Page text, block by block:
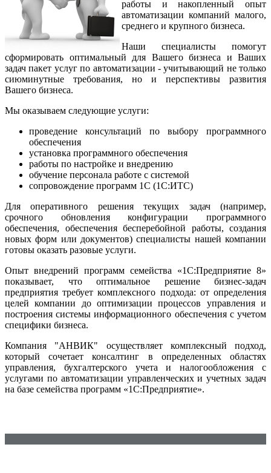
работы и накопленный опыт
автоматизации компаний малого,
среднего и крупного бизнеса.
Наши специалисты помогут
сформировать оптимальный для Вашего бизнеса и Ваших
задач пакет услуг по автоматизации - учитывающий не только
сиюминутные требования, но и перспективы развития
Вашего бизнеса.
Мы оказываем следующие услуги:
проведение консультаций по выбору программного
обеспечения
установка программного обеспечения
работы по настройке и внедрению
обучение персонала работе с системой
сопровождение программ 1С (1С:ИТС)
Для оперативного решения текущих задач (например,
срочного обновления конфигурации программного
обеспечения, обеспечения бесперебойной работы, создания
новых форм или документов) специалисты нашей компании
готовы оказать разовые услуги.
Опыт внедрений программ семейства «1С:Предприятие 8»
показывает, что оптимальное решение бизнес-задач
предприятия требует комплексного подхода: от определения
целей компании до оптимизации процессов управления и
построения системы информационного обеспечения с учетом
специфики бизнеса.
Компания "АНВИК" осуществляет комплексный подход,
который сочетает консалтинг в определенных областях
управления, бухгалтерского учета и налогообложения с
услугами по автоматизации управленческих и учетных задач
на базе семейства программ «1С:Предприятие».